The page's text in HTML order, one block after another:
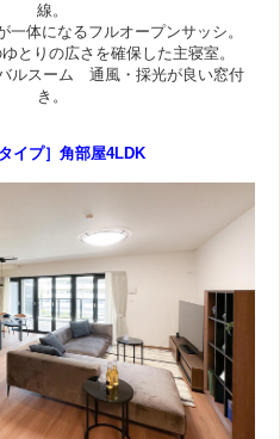
線。
一体になるフルオープンサッシ。
とりの広さを確保した主寝室。
ルスーム 通風・採光が良い窓付
き。
タイプ］角部屋4LDK